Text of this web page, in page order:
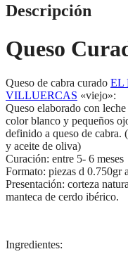
Descripción
Queso
Queso de cabra curado EL
VILLUERCAS «viejo»:
Queso elaborado con
color blanco y pequeños
definido a queso de cabra.
y aceite de oliva)
Curación: entre 5- 6 meses
Formato: piezas d 0.750gr
Presentación: corteza
manteca de cerdo ibérico.
Ingredientes: